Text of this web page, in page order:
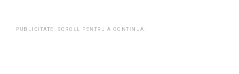
PUBLICITATE. SCROLL PENTRU A CONTINUA.